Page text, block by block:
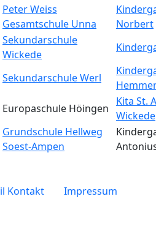
Peter Weiss
Gesamtschule Unna
Norbert
Sekundarschule
Wickede
Sekundarschule Werl
Europaschule Höingen
Kita St.
Wickede
Grundschule Hellweg
Soest-Ampen
Kontakt
Impressum